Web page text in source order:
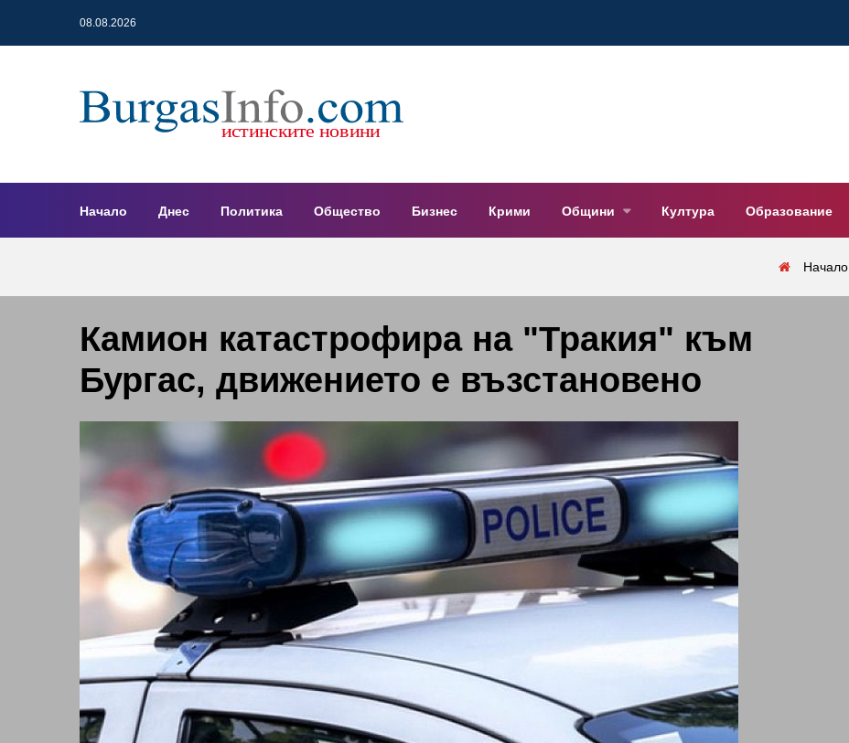
08.08.2026
Начало Днес Политика Общество Бизнес Крими Общини Култура Образование
Начало
Камион катастрофира на "Тракия" към
Бургас, движението е възстановено